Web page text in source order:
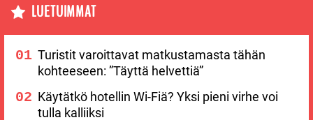
LUETUIMMAT
Turistit varoittavat matkustamasta tähän
kohteeseen: ”Täyttä helvettiä”
Käytätkö hotellin Wi-Fiä? Yksi pieni virhe voi
tulla kalliiksi